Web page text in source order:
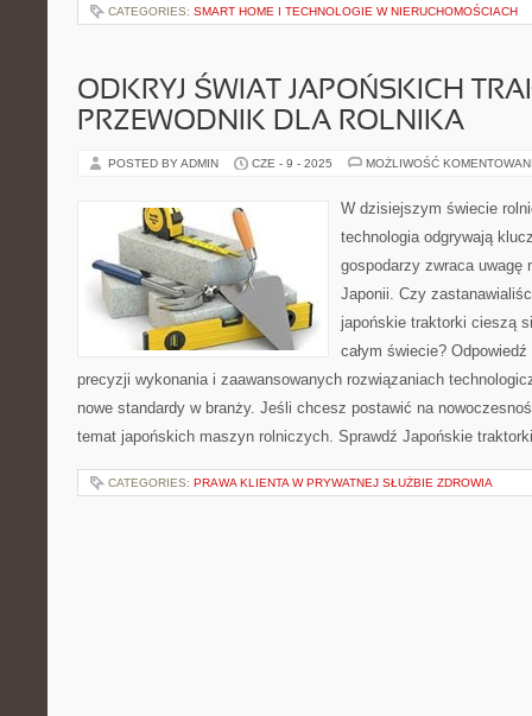
CATEGORIES: SMART HOME I TECHNOLOGIE W NIERUCHOMOŚCIACH
ODKRYJ ŚWIAT JAPOŃSKICH
PRZEWODNIK DLA ROLNIKA
POSTED BY ADMIN CZE - 9 - 2025 MOŻLIWOŚĆ
W dzisiejszym świecie
technologia odgrywają
gospodarzy zwraca uwagę
Japonii. Czy
japońskie traktorki cieszą
całym świecie?
precyzji wykonania i zaawansowanych rozwiązaniach
nowe standardy w branży. Jeśli chcesz postawić na
temat japońskich maszyn rolniczych. Sprawdź Japońskie
CATEGORIES: PRAWA KLIENTA W PRYWATNEJ SŁUŻBIE ZDROWIA